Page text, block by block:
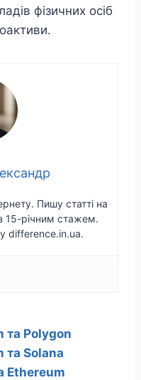
фізичних осіб
Пишу статті на
з 15-річним стажем.
difference.in.ua.
та Polygon
та Solana
Ethereum